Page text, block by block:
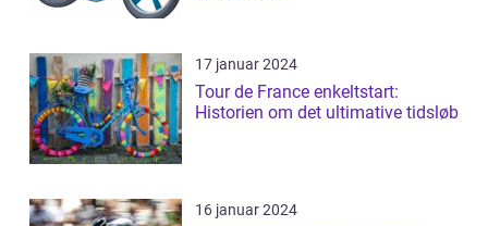
17 januar 2024
Tour de France enkeltstart:
Historien om det ultimative tidsløb
16 januar 2024